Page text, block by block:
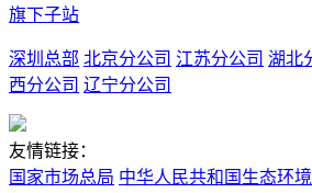
旗下子站
深圳总部 北京分公司 江苏分公司 湖北
西分公司 辽宁分公司
友情链接：
国家市场总局 中华人民共和国生态环